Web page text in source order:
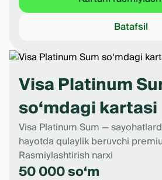
Batafsil
Visa Platinum
so‘mdagi kartasi
Visa Platinum Sum —
hayotda qulaylik beruvchi
Rasmiylashtirish narxi
50 000 so‘m